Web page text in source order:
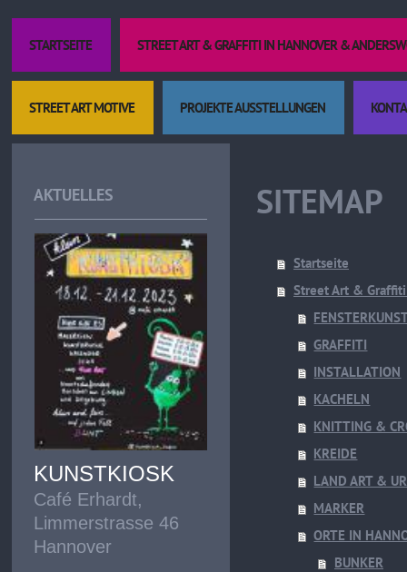
STARTSEITE STREET ART & GRAFFITI IN HANNOVER &
STREET ART MOTIVE PROJEKTE AUSSTELLUNGEN
AKTUELLES
KUNSTKIOSK
Café Erhardt,
Limmerstrasse 46
Hannover
SITEMAP
Startseite
Street Art &
GRAFFITI
INSTALLATION
KACHELN
KNITTING &
KREIDE
LAND ART &
MARKER
ORTE IN
BUNKER